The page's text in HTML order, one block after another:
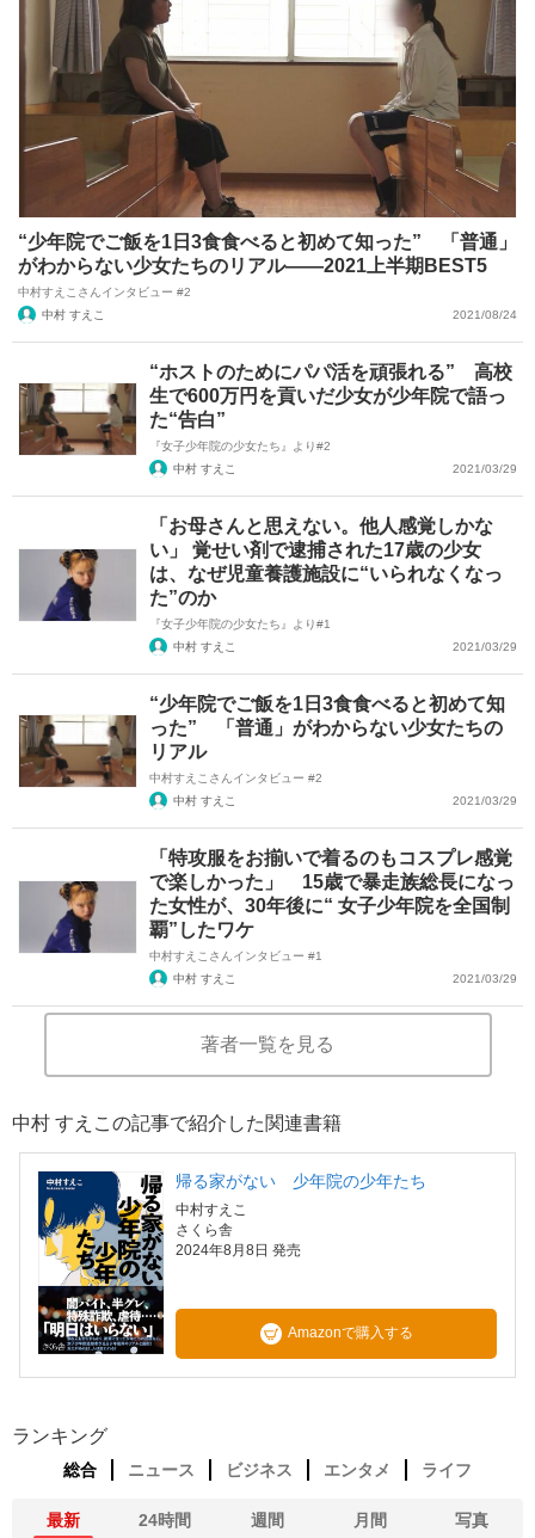
“少年院でご飯を1日3食食べると初めて知った” 「普通」
がわからない少女たちのリアル――2021上半期BEST5
中村すえこさんインタビュー #2
中村 すえこ
2021/08/24
“ホストのためにパパ活を頑張れる” 高校
生で600万円を貢いだ少女が少年院で語っ
た“告白”
『女子少年院の少女たち』より#2
中村 すえこ
2021/03/29
「お母さんと思えない。他人感覚しかな
い」 覚せい剤で逮捕された17歳の少女
は、なぜ児童養護施設に“いられなくなっ
た”のか
『女子少年院の少女たち』より#1
中村 すえこ
2021/03/29
“少年院でご飯を1日3食食べると初めて知
った” 「普通」がわからない少女たちの
リアル
中村すえこさんインタビュー #2
中村 すえこ
2021/03/29
「特攻服をお揃いで着るのもコスプレ感覚
で楽しかった」 15歳で暴走族総長になっ
た女性が、30年後に“ 女子少年院を全国制
覇”したワケ
中村すえこさんインタビュー #1
中村 すえこ
2021/03/29
著者一覧を見る
中村 すえこの記事で紹介した関連書籍
帰る家がない 少年院の少年たち
中村すえこ
さくら舎
2024年8月8日 発売
Amazonで購入する
ランキング
総合 ニュース ビジネス エンタメ ライフ
最新 24時間 週間 月間 写真